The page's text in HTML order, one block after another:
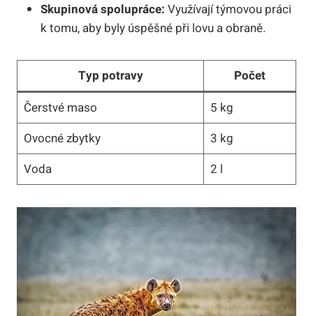
Skupinová spolupráce: Využívají týmovou práci
k tomu, aby byly úspěšné při lovu a obraně.
Typ potravy
Počet
Čerstvé maso
5 kg
Ovocné zbytky
3 kg
Voda
2 l